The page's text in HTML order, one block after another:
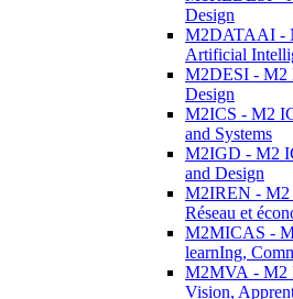
Design
M2DATAAI -
Artificial
M2DESI - M2
Design
M2ICS - M2
and Systems
M2IGD - M2
and Design
M2IREN - M2
Réseau et
M2MICAS -
learnIng,
M2MVA - M2
Vision,